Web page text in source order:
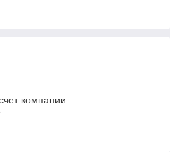
компании